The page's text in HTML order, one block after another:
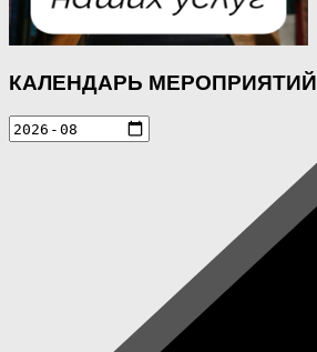
КАЛЕНДАРЬ МЕРОПРИЯТИЙ